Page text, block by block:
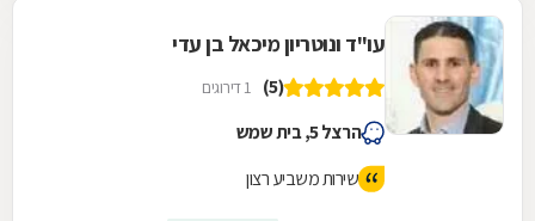
עו"ד ונוטריון מיכאל בן עדי
(5) 1 דירוגים
הרצל 5, בית שמש
שירות משביע רצון